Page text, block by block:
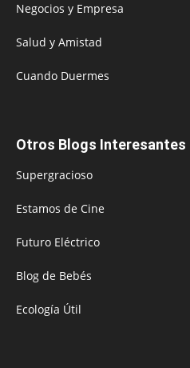
Negocios y Empresa
Salud y Amistad
Cuando Duermes
Otros Blogs Interesantes
Supergracioso
Estamos de Cine
Futuro Eléctrico
Blog de Bebés
Ecología Útil